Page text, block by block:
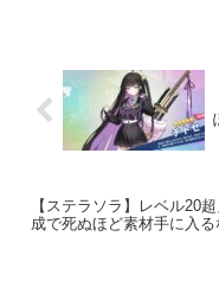
【ステラソラ】レベル20
成で死ぬほど素材手に入る